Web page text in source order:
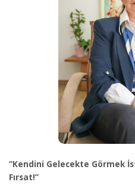
“Kendini Gelecekte Görmek
Fırsat!”